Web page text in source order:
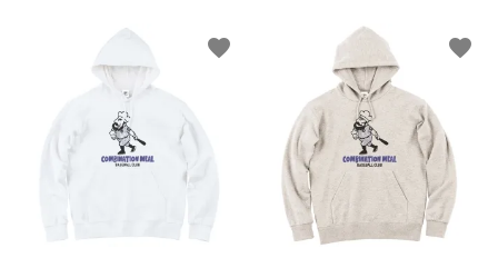
favorite favorite